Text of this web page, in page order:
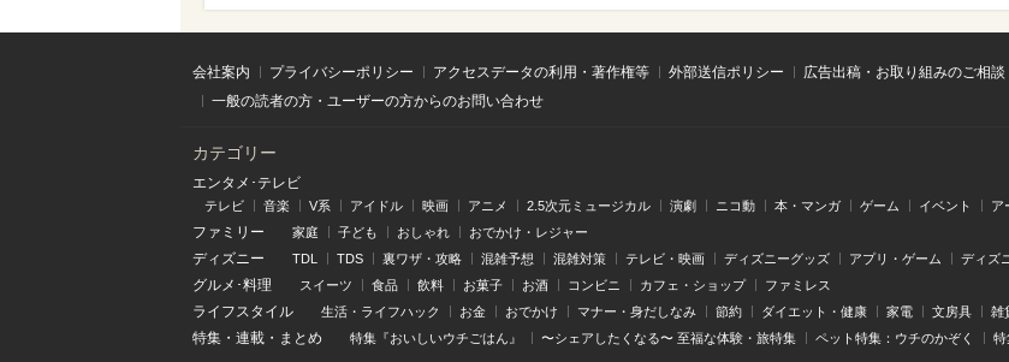
会社案内 プライバシーポリシー アクセスデータの利用・著作権等 外部送信ポリシー
広告出稿・お取り組みのご相
一般の読者の方・ユーザーの方からのお問い合わせ
カテゴリー
エンタメ･テレビ
テレビ 音楽 V系 アイドル 映画 アニメ 2.5次元ミュージカル 演劇 ニコ動 本・マンガ ゲーム イベント ア
ファミリー 家庭 子ども おしゃれ おでかけ・レジャー
ディズニー TDL TDS 裏ワザ・攻略 混雑予想 混雑対策 テレビ・映画 ディズニーグッズ アプリ・ゲーム ディズ
グルメ･料理 スイーツ 食品 飲料 お菓子 お酒 コンビニ カフェ・ショップ ファミレス
ライフスタイル 生活・ライフハック お金 おでかけ マナー・身だしなみ 節約 ダイエット・健康 家電 文房具 雑
特集 ・ 連載 ・ まとめ 特集『おいしいウチごはん』 〜シェアしたくなる〜 至福な体験・旅特集 ペット特集：ウチのかぞく 特